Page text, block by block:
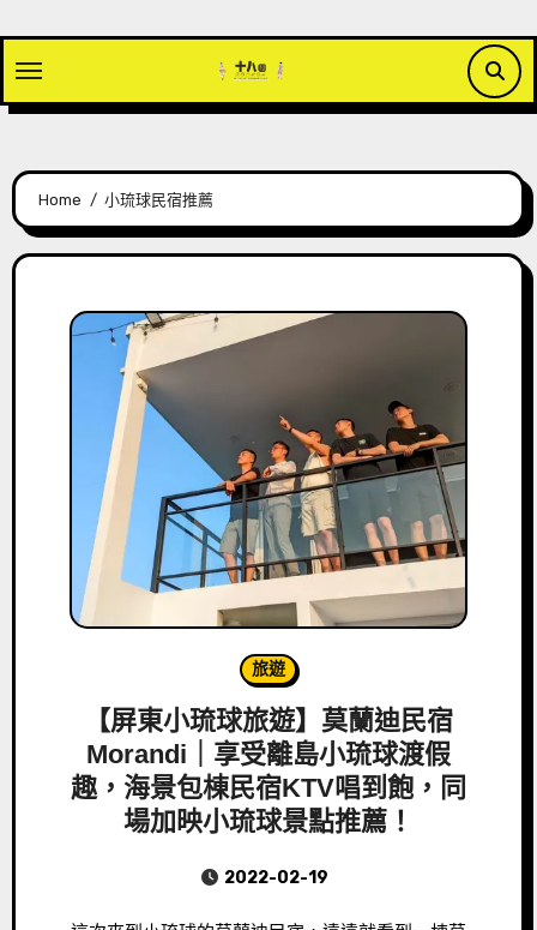
content
Home 小琉球民宿推薦
旅遊
【屏東小琉球旅遊】莫蘭迪民宿
Morandi｜享受離島小琉球渡假
趣，海景包棟民宿KTV唱到飽，同
場加映小琉球景點推薦！
2022-02-19